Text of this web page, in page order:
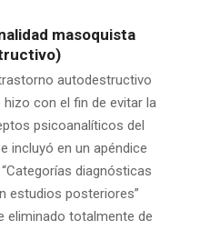
masoquista
autodestructivo
hizo con el fin de evitar la
psicoanalíticos del
incluyó en un apéndice
diagnósticas
estudios posteriores”
eliminado totalmente de